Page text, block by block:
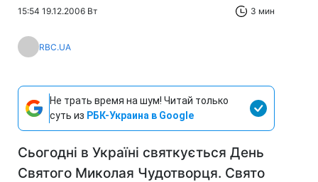
15:54 19.12.2006 Вт 3 мин
RBC.UA
Не трать время на шум! Читай только
суть из РБК-Украина в Google
Сьогодні в Україні святкується День
Святого Миколая Чудотворця. Свято